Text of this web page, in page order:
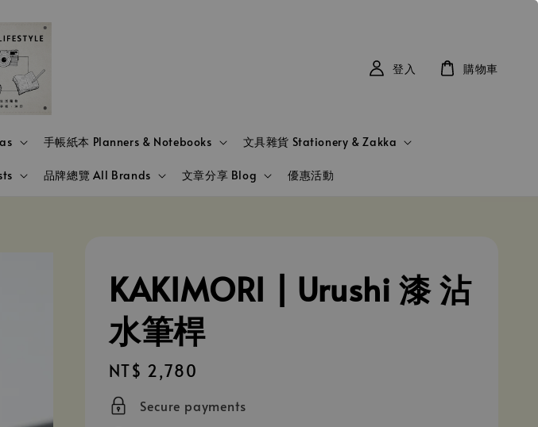
手帳紙本 Planners & Notebooks 文具雜貨 Stationery & Zakka
品牌總覽 All Brands 文章分享 Blog 優惠活動
登入 購物車
KAKIMORI | Urushi 漆 沾
水筆桿
Regular
price
NT$ 2,780
Secure payments